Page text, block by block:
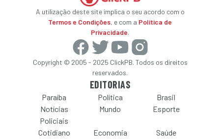
A utilização deste site implica o seu acordo com o
Termos e Condições, e com a Política de
Privacidade.
Copyright © 2005 - 2025 ClickPB. Todos os direitos
reservados.
EDITORIAS
Paraíba Política
Brasil
Notícias
Policiais
Mundo Esporte
Cotidiano Economia Saúde